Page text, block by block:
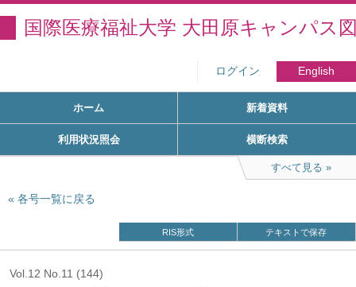
国際医療福祉大学 大田原キャンパス
ログイン English
ホーム 新着資料
利用状況照会 横断検索
すべて見る
各号一覧に戻る
RIS形式 テキストで保存
Vol.12 No.11 (144)